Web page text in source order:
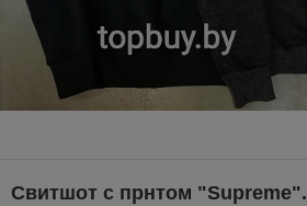
Свитшот с прнтом "Supreme".